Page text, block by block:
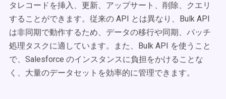
タレコードを挿入、更新、アップサート、削除、クエリ
することができます。従来の API とは異なり、Bulk API
は非同期で動作するため、データの移行や同期、バッチ
処理タスクに適しています。また、Bulk API を使うこと
で、Salesforce のインスタンスに負担をかけることな
く、大量のデータセットを効率的に管理できます。